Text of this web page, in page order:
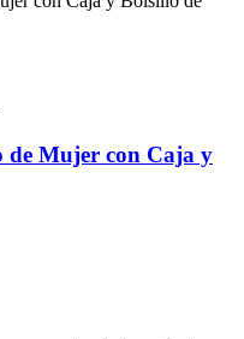
de Mujer con Caja y